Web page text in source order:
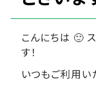
こんにちは 🙂
す！
いつもご利用い